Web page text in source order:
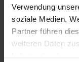
Verwendung
soziale Medien,
Partner führen
weiteren Daten
Umfang